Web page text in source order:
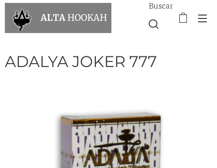
ALTA HOOKAH
Buscar
ADALYA JOKER 777